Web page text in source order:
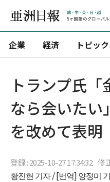
企業 経済 トピッ
トランプ氏
なら会いた
を改めて表明
登録 : 2025-10-27 17:34:32 修
황진현 기자 / [번역] 양정미